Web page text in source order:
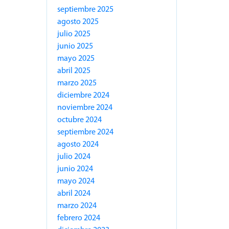
septiembre 2025
agosto 2025
julio 2025
junio 2025
mayo 2025
abril 2025
marzo 2025
diciembre 2024
noviembre 2024
octubre 2024
septiembre 2024
agosto 2024
julio 2024
junio 2024
mayo 2024
abril 2024
marzo 2024
febrero 2024